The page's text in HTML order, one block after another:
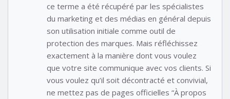
ce terme a été récupéré par les spécialistes
du marketing et des médias en général depuis
son utilisation initiale comme outil de
protection des marques. Mais réfléchissez
exactement à la manière dont vous voulez
que votre site communique avec vos clients. Si
vous voulez qu’il soit décontracté et convivial,
ne mettez pas de pages officielles “À propos